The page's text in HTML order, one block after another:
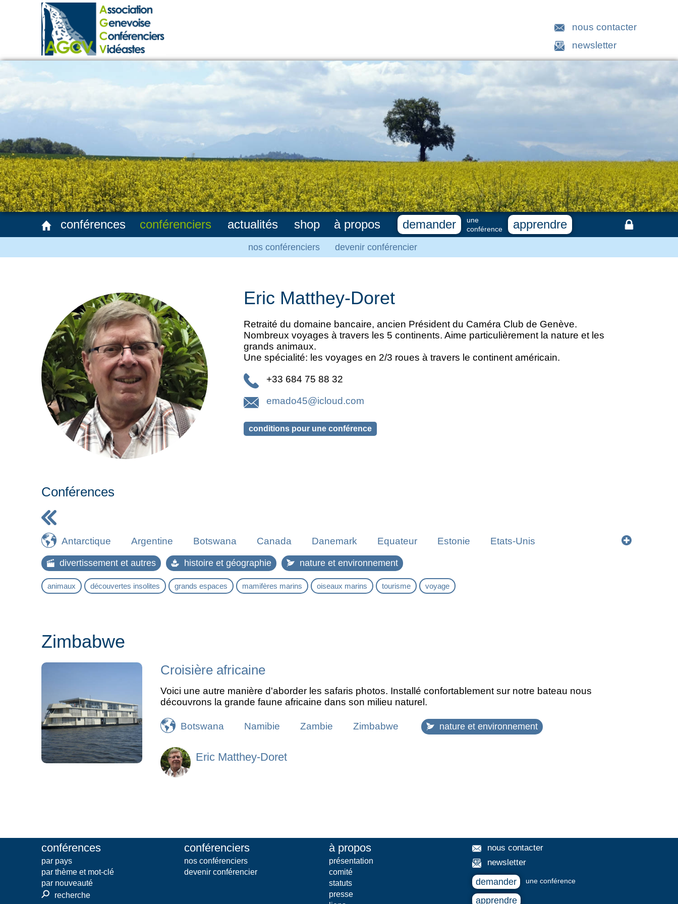
nous contacter
newsletter
conférences conférenciers
nos conférenciers devenir conférencier
actualités shop à propos demander
une
conférence
apprendre
Eric Matthey-Doret
Retraité du domaine bancaire, ancien Président du Caméra Club de Genève.
Nombreux voyages à travers les 5 continents. Aime particulièrement la nature et les
grands animaux.
Une spécialité: les voyages en 2/3 roues à travers le continent américain.
+33 684 75 88 32
emado45@icloud.com
Conférences
Antarctique Argentine Botswana Canada Danemark Equateur Estonie
Etats-Unis
Géorgie du sud et Sandwich du sud, îles
Inde Islande Jordanie Lettonie
Népal
Norvège Ouzbékistan Pologne Royaume-Uni Russie
Zimbabwe
divertissement et autres histoire et géographie nature et environnement
animaux découvertes insolites grands espaces mamifères marins oiseaux marins tourisme voyage
Zimbabwe
Croisière africaine
Voici une autre manière d'aborder les safaris photos. Installé confortablement sur notre bateau nous
découvrons la grande faune africaine dans son milieu naturel.
Botswana Namibie Zambie Zimbabwe nature et environnement
Eric Matthey-Doret
conférences
par pays
par thème et mot-clé
par nouveauté
⚲ recherche
conférenciers
nos conférenciers
devenir conférencier
à propos
présentation
comité
statuts
presse
nous contacter
newsletter
demander une conférence
apprendre